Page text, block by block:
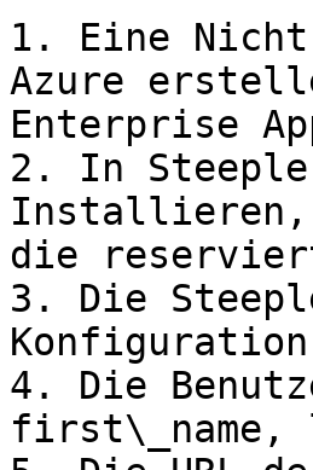
1. Eine Nicht-
Azure
Enterprise
2. In
Installieren,
die
3. Die
4. Die
first\_name,